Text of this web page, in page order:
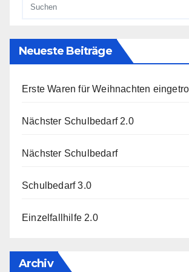
Neueste Beiträge
Erste Waren für Weihnachten
Nächster Schulbedarf 2.0
Nächster Schulbedarf
Schulbedarf 3.0
Einzelfallhilfe 2.0
Archiv